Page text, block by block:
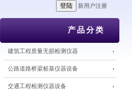
新用户注册
产品分类
建筑工程质量无损检测仪器
公路道路桥梁桩基仪器设备
交通工程检测仪器设备